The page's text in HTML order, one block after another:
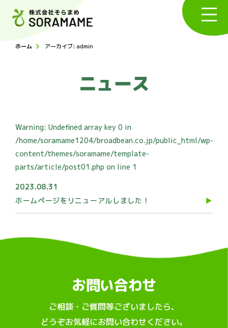
ホーム アーカイブ: admin
ニュース
Warning: Undefined array key 0 in
/home/soramame1204/broadbean.co.jp/public_html/wp-
content/themes/soramame/template-
parts/article/post01.php on line 1
2023.08.31
ホームページをリニューアルしました！
お問い合わせ
ご相談・ご質問等ございましたら、
どうぞお気軽にお問い合わせください。